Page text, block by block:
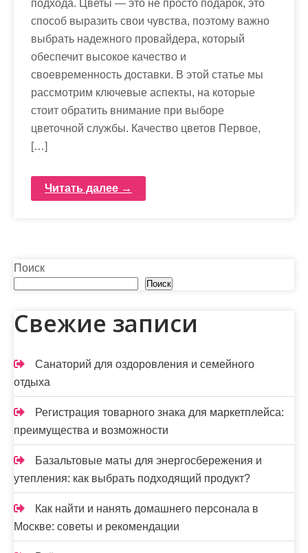
подхода. Цветы — это не просто подарок, это
способ выразить свои чувства, поэтому важно
выбрать надежного провайдера, который
обеспечит высокое качество и
своевременность доставки. В этой статье мы
рассмотрим ключевые аспекты, на которые
стоит обратить внимание при выборе
цветочной службы. Качество цветов Первое,
[…]
Читать далее →
Поиск
Поиск
Свежие записи
Санаторий для оздоровления и семейного
отдыха
Регистрация товарного знака для маркетплейса:
преимущества и возможности
Базальтовые маты для энергосбережения и
утепления: как выбрать подходящий продукт?
Как найти и нанять домашнего персонала в
Москве: советы и рекомендации